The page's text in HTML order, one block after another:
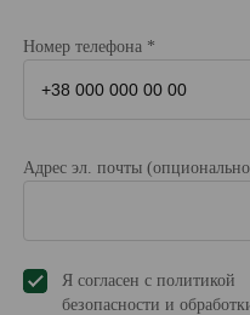
Номер телефона *
Адрес эл. почты
Я согласен с политикой
безопасности и